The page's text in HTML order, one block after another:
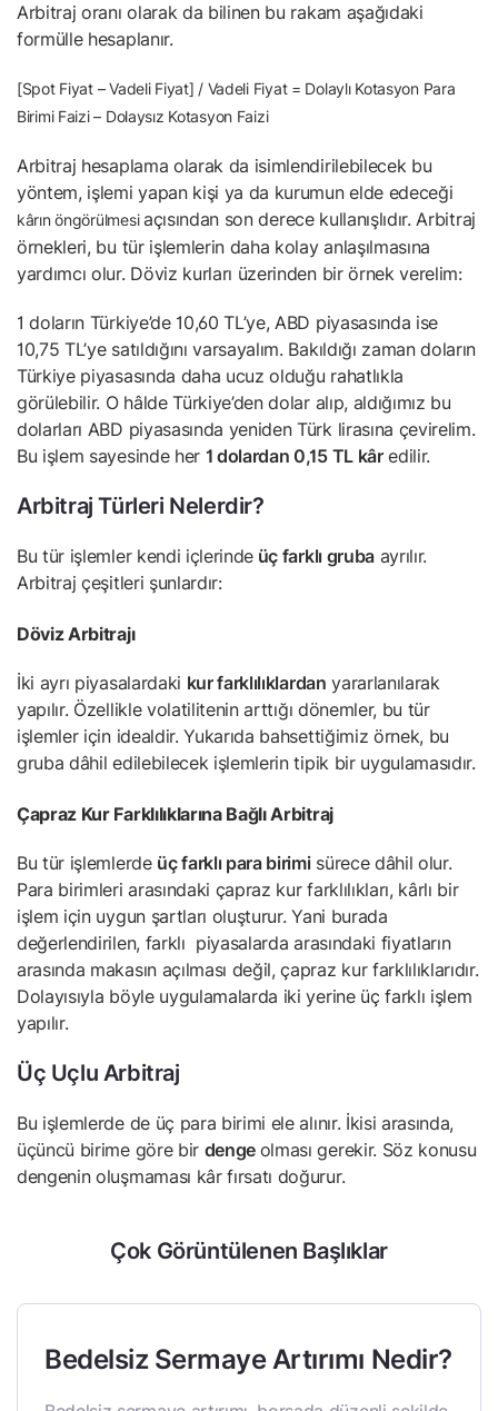
Arbitraj oranı olarak da bilinen bu rakam aşağıdaki
formülle hesaplanır.
[Spot Fiyat – Vadeli Fiyat] / Vadeli Fiyat = Dolaylı Kotasyon Para
Birimi Faizi – Dolaysız Kotasyon Faizi
Arbitraj hesaplama olarak da isimlendirilebilecek bu
yöntem, işlemi yapan kişi ya da kurumun elde edeceği
kârın öngörülmesiaçısından son derece kullanışlıdır. Arbitraj
örnekleri, bu tür işlemlerin daha kolay anlaşılmasına
yardımcı olur. Döviz kurları üzerinden bir örnek verelim:
1 doların Türkiye’de 10,60 TL’ye, ABD piyasasında ise
10,75 TL’ye satıldığını varsayalım. Bakıldığı zaman doların
Türkiye piyasasında daha ucuz olduğu rahatlıkla
görülebilir. O hâlde Türkiye’den dolar alıp, aldığımız bu
dolarları ABD piyasasında yeniden Türk lirasına çevirelim.
Bu işlem sayesinde her 1 dolardan 0,15 TL kâredilir.
Arbitraj Türleri Nelerdir?
Bu tür işlemler kendi içlerinde üç farklı grubaayrılır.
Arbitraj çeşitleri şunlardır:
Döviz Arbitrajı
İki ayrı piyasalardaki kur farklılıklardan yararlanılarak
yapılır. Özellikle volatilitenin arttığı dönemler, bu tür
işlemler için idealdir. Yukarıda bahsettiğimiz örnek, bu
gruba dâhil edilebilecek işlemlerin tipik bir uygulamasıdır.
Çapraz Kur Farklılıklarına Bağlı Arbitraj
Bu tür işlemlerde üç farklı para birimisürece dâhil olur.
Para birimleri arasındaki çapraz kur farklılıkları, kârlı bir
işlem için uygun şartları oluşturur. Yani burada
değerlendirilen, farklı piyasalarda arasındaki fiyatların
arasında makasın açılması değil, çapraz kur farklılıklarıdır.
Dolayısıyla böyle uygulamalarda iki yerine üç farklı işlem
yapılır.
Üç Uçlu Arbitraj
Bu işlemlerde de üç para birimi ele alınır. İkisi arasında,
üçüncü birime göre bir denge olması gerekir. Söz konusu
dengenin oluşmaması kâr fırsatı doğurur.
Çok Görüntülenen Başlıklar
Bedelsiz Sermaye Artırımı Nedir?